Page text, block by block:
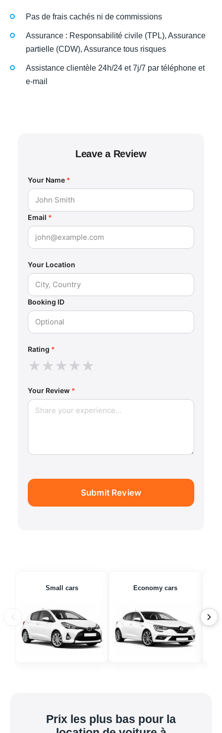
Pas de frais cachés ni de commissions
Assurance : Responsabilité civile (TPL), Assurance
partielle (CDW), Assurance tous risques
Assistance clientèle 24h/24 et 7j/7 par téléphone et
e-mail
Leave a Review
Your Name *
Email *
Your Location
Booking ID
Rating *
★★★★★
Your Review *
Submit Review
Small cars Economy cars
Prix les plus bas pour la